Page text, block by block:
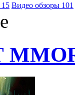
15 Видео обзоры 101